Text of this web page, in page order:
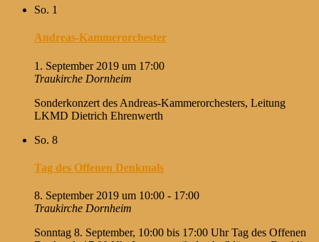
So. 1
Andreas-Kammerorchester
1. September 2019 um 17:00
Traukirche Dornheim
Sonderkonzert des Andreas-Kammerorchesters, Leitung
LKMD Dietrich Ehrenwerth
So. 8
Tag des Offenen Denkmals
8. September 2019 um 10:00 - 17:00
Traukirche Dornheim
Sonntag 8. September, 10:00 bis 17:00 Uhr Tag des Offenen